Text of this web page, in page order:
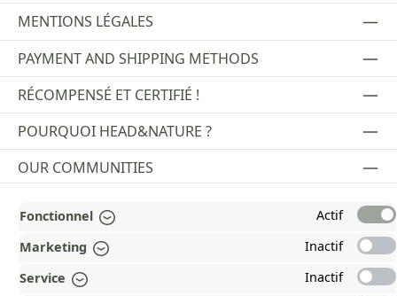
MENTIONS LÉGALES
PAYMENT AND SHIPPING METHODS
RÉCOMPENSÉ ET CERTIFIÉ !
POURQUOI HEAD&NATURE ?
OUR COMMUNITIES
Fonctionnel
Actif
Marketing
Inactif
Service
Inactif